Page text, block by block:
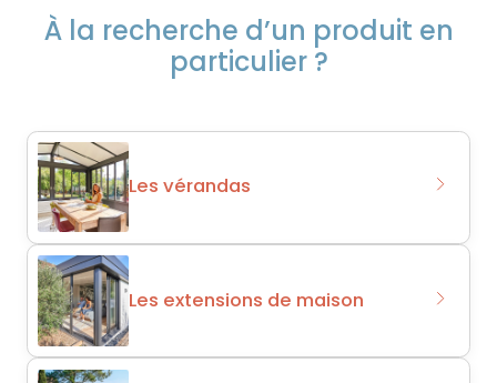
À la recherche d’un produit en
particulier ?
Les vérandas
Les extensions de maison